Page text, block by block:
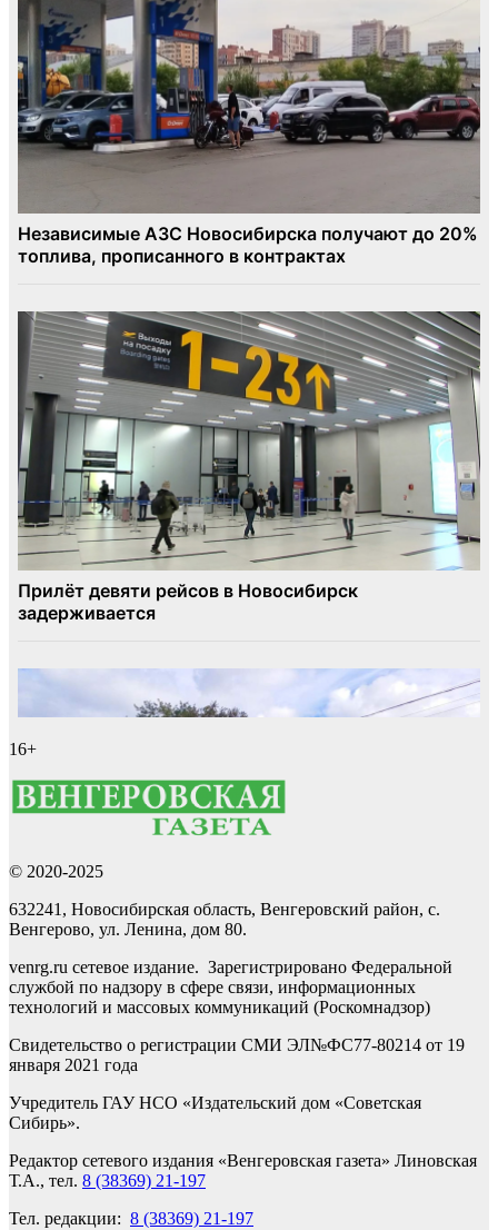
16+
© 2020-2025
632241, Новосибирская область, Венгеровский район, с.
Венгерово, ул. Ленина, дом 80.
venrg.ru сетевое издание. Зарегистрировано Федеральной
службой по надзору в сфере связи, информационных
технологий и массовых коммуникаций (Роскомнадзор)
Свидетельство о регистрации СМИ ЭЛ№ФС77-80214 от 19
января 2021 года
Учредитель ГАУ НСО «Издательский дом «Советская
Сибирь».
Редактор сетевого издания «Венгеровская газета» Линовская
Т.А., тел. 8 (38369) 21-197
Тел. редакции: 8 (38369) 21-197